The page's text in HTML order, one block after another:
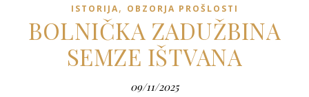
ISTORIJA, OBZORJA PROŠLOSTI
BOLNIČKA ZADUŽBINA
SEMZE IŠTVANA
09/11/2025